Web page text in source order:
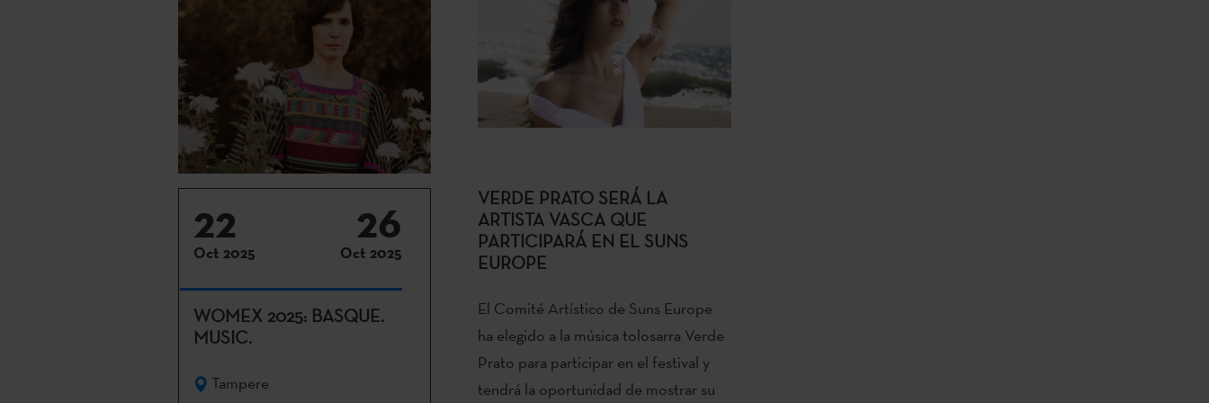
22
Oct 2025
26
Oct 2025
WOMEX 2025: BASQUE.
MUSIC.
Tampere
VERDE PRATO SERÁ LA
ARTISTA VASCA QUE
PARTICIPARÁ EN EL SUNS
EUROPE
El Comité Artístico de Suns Europe
ha elegido a la música tolosarra Verde
Prato para participar en el festival y
tendrá la oportunidad de mostrar su